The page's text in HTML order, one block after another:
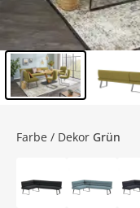
Farbe / Dekor Grün